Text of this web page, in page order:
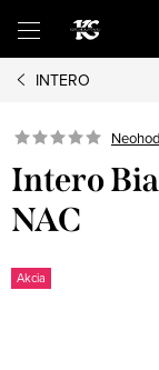
obsah
INTERO
Intero
NAC
Akcia